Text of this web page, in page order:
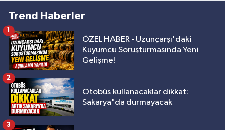
Trend Haberler
ÖZEL HABER - Uzunçarşı'daki
Kuyumcu Soruşturmasında Yeni
Gelişme!
1
Otobüs kullanacaklar dikkat:
Sakarya'da durmayacak
2
3